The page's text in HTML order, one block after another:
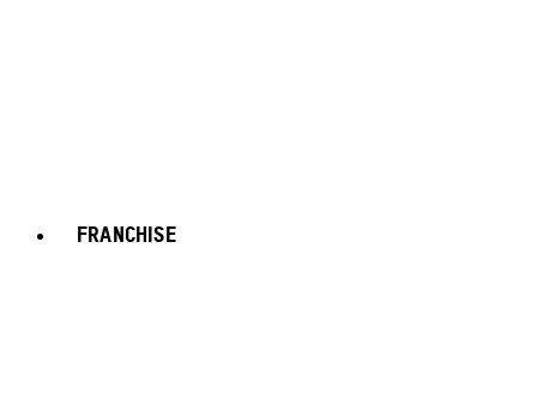
FRANCHISE